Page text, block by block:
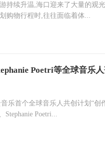
持续升温,海口迎来了大量的观
购物行程时,往往面临着体...
Poetri等全球音乐
乐首个全球音乐人共创计划“创
Stephanie Poetri...